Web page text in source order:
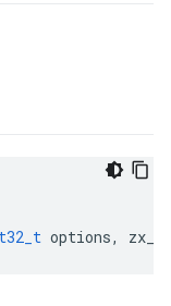
options,